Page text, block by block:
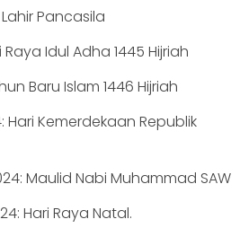
Pancasila
Raya Idul Adha 1445 Hijriah
Baru Islam 1446 Hijriah
Hari Kemerdekaan Republik
Maulid Nabi Muhammad SAW
Hari Raya Natal.